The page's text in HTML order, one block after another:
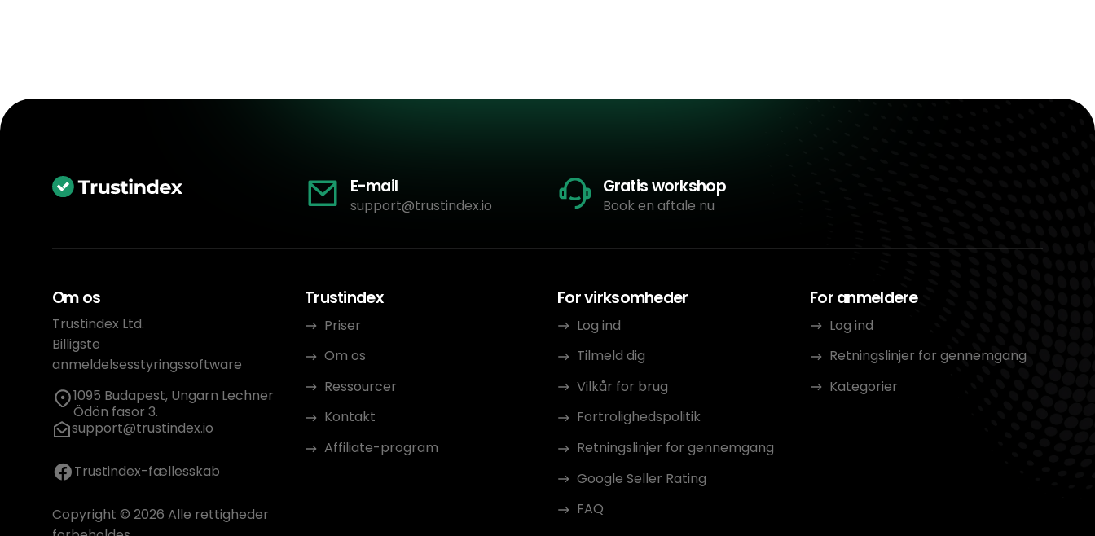
E-mail
support@trustindex.io
Gratis workshop
Book en aftale nu
Om os
Trustindex Ltd.
Billigste
anmeldelsesstyringssoftware
1095 Budapest, Ungarn Lechner
Ödön fasor 3.
support@trustindex.io
Trustindex-fællesskab
Copyright © 2026 Alle rettigheder
Trustindex
Priser
Om os
Ressourcer
Kontakt
Affiliate-program
For virksomheder
Log ind
Tilmeld dig
Vilkår for brug
Fortrolighedspolitik
Retningslinjer for gennemgang
Google Seller Rating
FAQ
For anmeldere
Log ind
Retningslinjer for gennemgang
Kategorier